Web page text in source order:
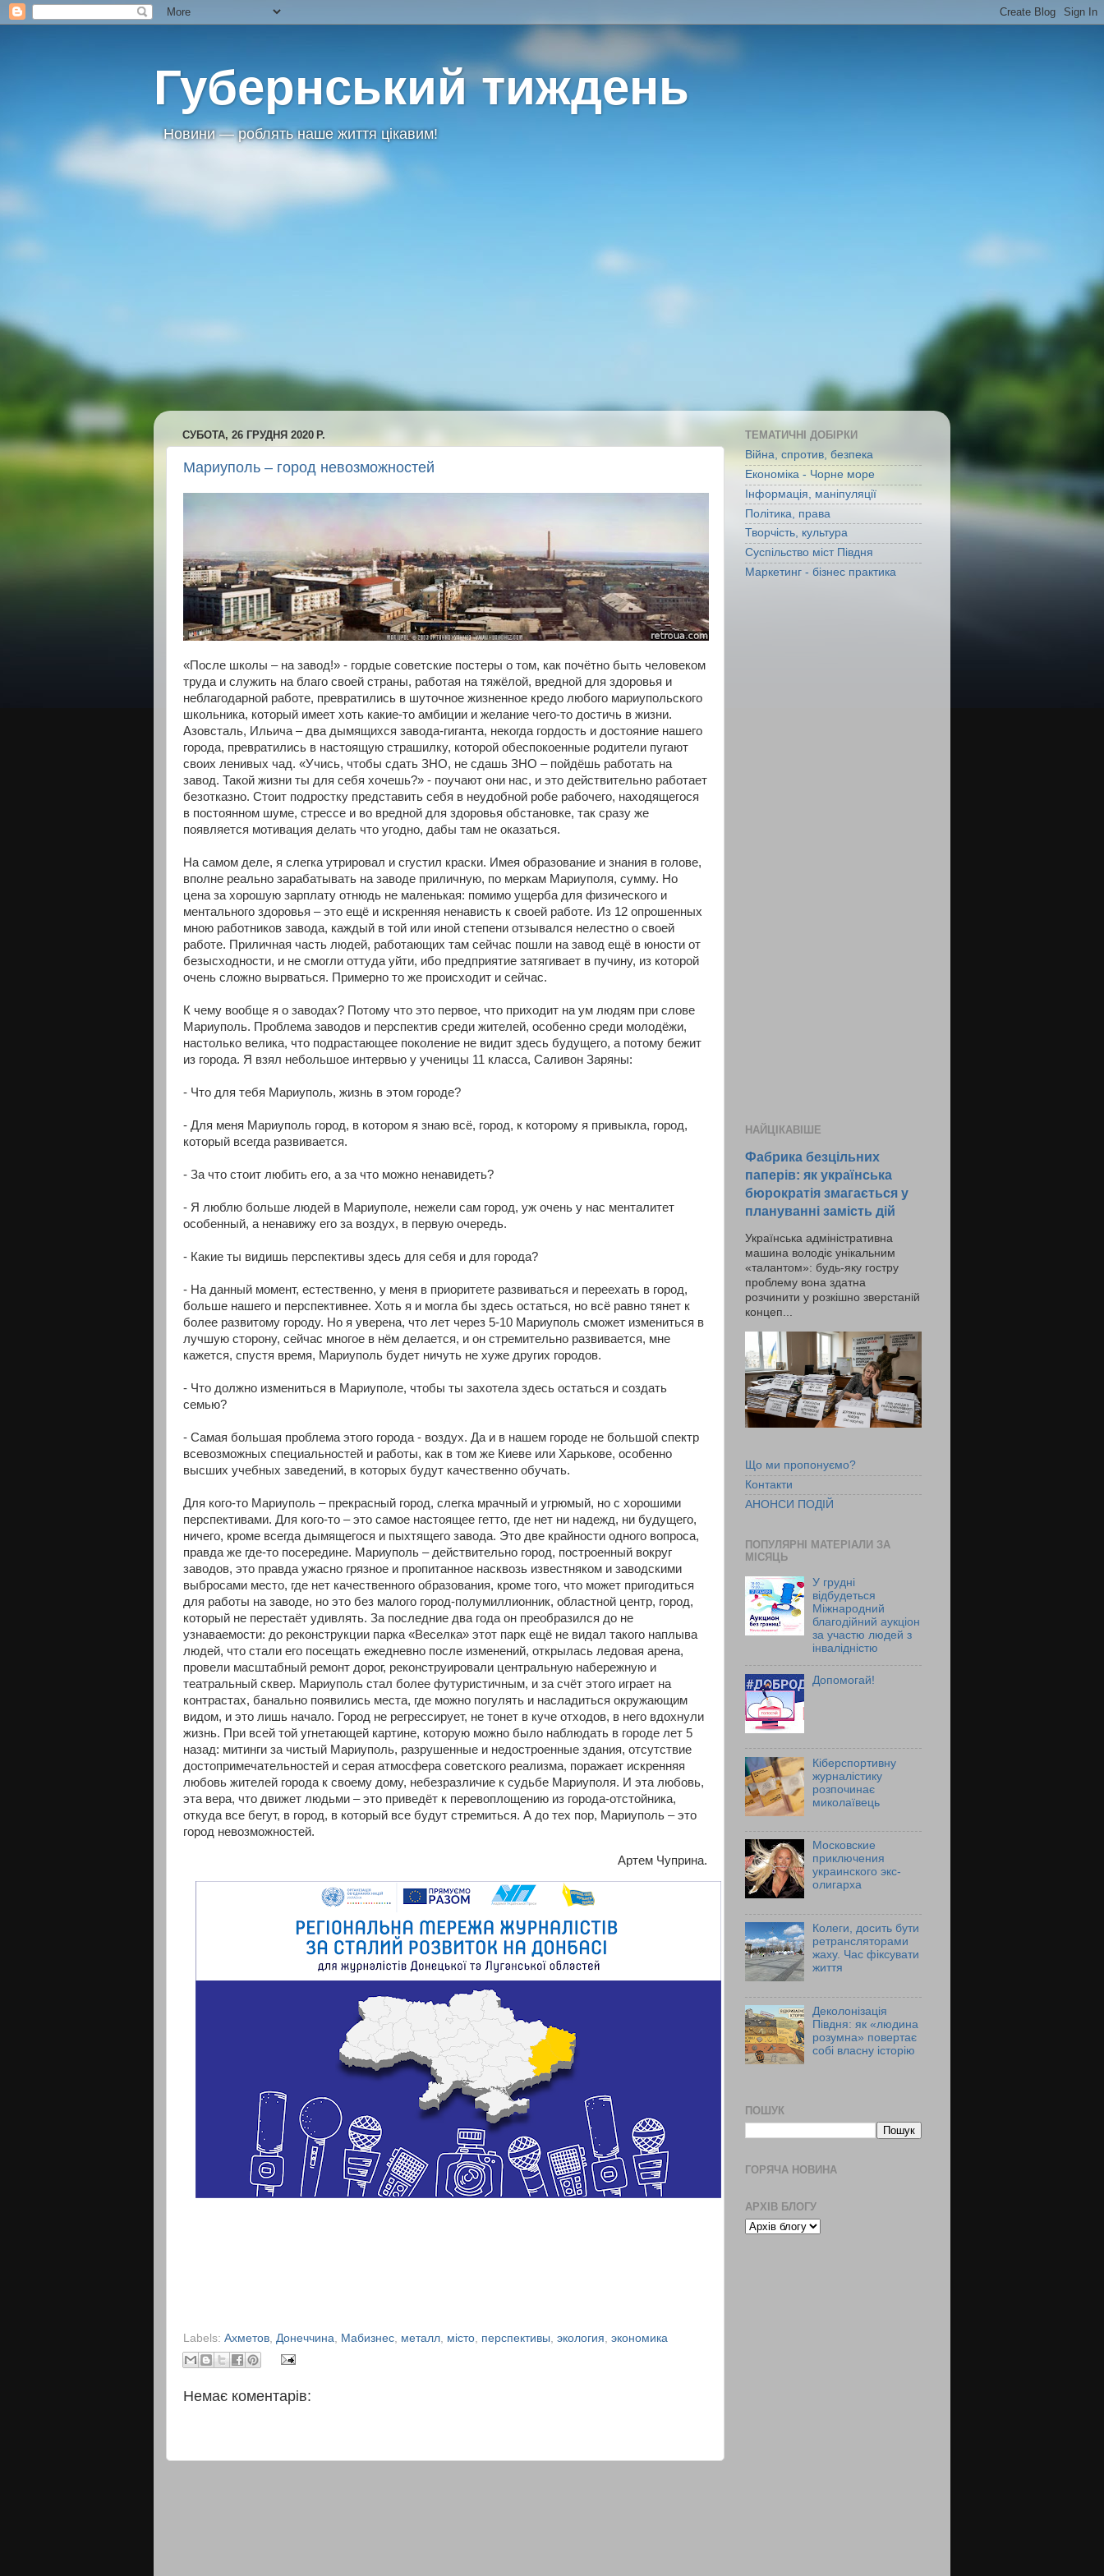
Губернський тиждень
Новини — роблять наше життя цікавим!
СУБОТА, 26 ГРУДНЯ 2020 Р.
Мариуполь – город невозможностей
«После школы – на завод!» - гордые советские постеры о том, как почётно быть человеком
труда и служить на благо своей страны, работая на тяжёлой, вредной для здоровья и
неблагодарной работе, превратились в шуточное жизненное кредо любого мариупольского
школьника, который имеет хоть какие-то амбиции и желание чего-то достичь в жизни.
Азовсталь, Ильича – два дымящихся завода-гиганта, некогда гордость и достояние нашего
города, превратились в настоящую страшилку, которой обеспокоенные родители пугают
своих ленивых чад. «Учись, чтобы сдать ЗНО, не сдашь ЗНО – пойдёшь работать на
завод. Такой жизни ты для себя хочешь?» - поучают они нас, и это действительно работает
безотказно. Стоит подростку представить себя в неудобной робе рабочего, находящегося
в постоянном шуме, стрессе и во вредной для здоровья обстановке, так сразу же
появляется мотивация делать что угодно, дабы там не оказаться.
На самом деле, я слегка утрировал и сгустил краски. Имея образование и знания в голове,
вполне реально зарабатывать на заводе приличную, по меркам Мариуполя, сумму. Но
цена за хорошую зарплату отнюдь не маленькая: помимо ущерба для физического и
ментального здоровья – это ещё и искренняя ненависть к своей работе. Из 12 опрошенных
мною работников завода, каждый в той или иной степени отзывался нелестно о своей
работе. Приличная часть людей, работающих там сейчас пошли на завод ещё в юности от
безысходности, и не смогли оттуда уйти, ибо предприятие затягивает в пучину, из которой
очень сложно вырваться. Примерно то же происходит и сейчас.
К чему вообще я о заводах? Потому что это первое, что приходит на ум людям при слове
Мариуполь. Проблема заводов и перспектив среди жителей, особенно среди молодёжи,
настолько велика, что подрастающее поколение не видит здесь будущего, а потому бежит
из города. Я взял небольшое интервью у ученицы 11 класса, Саливон Заряны:
- Что для тебя Мариуполь, жизнь в этом городе?
- Для меня Мариуполь город, в котором я знаю всё, город, к которому я привыкла, город,
который всегда развивается.
- За что стоит любить его, а за что можно ненавидеть?
- Я люблю больше людей в Мариуполе, нежели сам город, уж очень у нас менталитет
особенный, а ненавижу его за воздух, в первую очередь.
- Какие ты видишь перспективы здесь для себя и для города?
- На данный момент, естественно, у меня в приоритете развиваться и переехать в город,
больше нашего и перспективнее. Хоть я и могла бы здесь остаться, но всё равно тянет к
более развитому городу. Но я уверена, что лет через 5-10 Мариуполь сможет измениться в
лучшую сторону, сейчас многое в нём делается, и он стремительно развивается, мне
кажется, спустя время, Мариуполь будет ничуть не хуже других городов.
- Что должно измениться в Мариуполе, чтобы ты захотела здесь остаться и создать
семью?
- Самая большая проблема этого города - воздух. Да и в нашем городе не большой спектр
всевозможных специальностей и работы, как в том же Киеве или Харькове, особенно
высших учебных заведений, в которых будут качественно обучать.
Для кого-то Мариуполь – прекрасный город, слегка мрачный и угрюмый, но с хорошими
перспективами. Для кого-то – это самое настоящее гетто, где нет ни надежд, ни будущего,
ничего, кроме всегда дымящегося и пыхтящего завода. Это две крайности одного вопроса,
правда же где-то посередине. Мариуполь – действительно город, построенный вокруг
заводов, это правда ужасно грязное и пропитанное насквозь известняком и заводскими
выбросами место, где нет качественного образования, кроме того, что может пригодиться
для работы на заводе, но это без малого город-полумиллионник, областной центр, город,
который не перестаёт удивлять. За последние два года он преобразился до не
узнаваемости: до реконструкции парка «Веселка» этот парк ещё не видал такого наплыва
людей, что стали его посещать ежедневно после изменений, открылась ледовая арена,
провели масштабный ремонт дорог, реконструировали центральную набережную и
театральный сквер. Мариуполь стал более футуристичным, и за счёт этого играет на
контрастах, банально появились места, где можно погулять и насладиться окружающим
видом, и это лишь начало. Город не регрессирует, не тонет в куче отходов, в него вдохнули
жизнь. При всей той угнетающей картине, которую можно было наблюдать в городе лет 5
назад: митинги за чистый Мариуполь, разрушенные и недостроенные здания, отсутствие
достопримечательностей и серая атмосфера советского реализма, поражает искренняя
любовь жителей города к своему дому, небезразличие к судьбе Мариуполя. И эта любовь,
эта вера, что движет людьми – это приведёт к перевоплощению из города-отстойника,
откуда все бегут, в город, в который все будут стремиться. А до тех пор, Мариуполь – это
город невозможностей.
Артем Чуприна.
Labels: Ахметов Донеччина Мабизнес металл місто перспективы экология экономика
Немає коментарів:
ТЕМАТИЧНІ ДОБІРКИ
Війна, спротив, безпека
Економіка - Чорне море
Інформація, маніпуляції
Політика, права
Творчість, культура
Суспільство міст Півдня
Маркетинг - бізнес практика
НАЙЦІКАВІШЕ
Фабрика безцільних
паперів: як українська
бюрократія змагається у
плануванні замість дій
Українська адміністративна
машина володіє унікальним
«талантом»: будь-яку гостру
проблему вона здатна
розчинити у розкішно зверстаній
концеп...
Що ми пропонуємо?
Контакти
АНОНСИ ПОДІЙ
ПОПУЛЯРНІ МАТЕРІАЛИ ЗА
МІСЯЦЬ
У грудні
відбудеться
Міжнародний
благодійний аукціон
за участю людей з
інвалідністю
Допомогай!
Кіберспортивну
журналістику
розпочинає
миколаївець
Московские
приключения
украинского экс-
олигарха
Колеги, досить бути
ретрансляторами
жаху. Час фіксувати
життя
Деколонізація
Півдня: як «людина
розумна» повертає
собі власну історію
ПОШУК
ГОРЯЧА НОВИНА
АРХІВ БЛОГУ